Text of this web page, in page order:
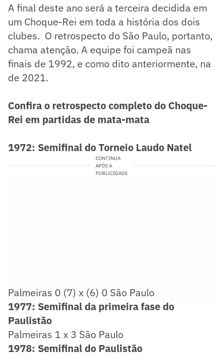
A final deste ano será a terceira decidida em
um Choque-Rei em toda a história dos dois
clubes. O retrospecto do São Paulo, portanto,
chama atenção. A equipe foi campeã nas
finais de 1992, e como dito anteriormente, na
de 2021.
Confira o retrospecto completo do Choque-
Rei em partidas de mata-mata
1972: Semifinal do Torneio Laudo Natel
CONTINUA
APÓS A
PUBLICIDADE
Palmeiras 0 (7) x (6) 0 São Paulo
1977: Semifinal da primeira fase do
Paulistão
Palmeiras 1 x 3 São Paulo
1978: Semifinal do Paulistão